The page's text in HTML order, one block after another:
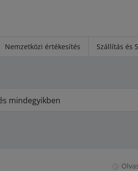
Nemzetközi értékesítés Szállítás és
mindegyikben